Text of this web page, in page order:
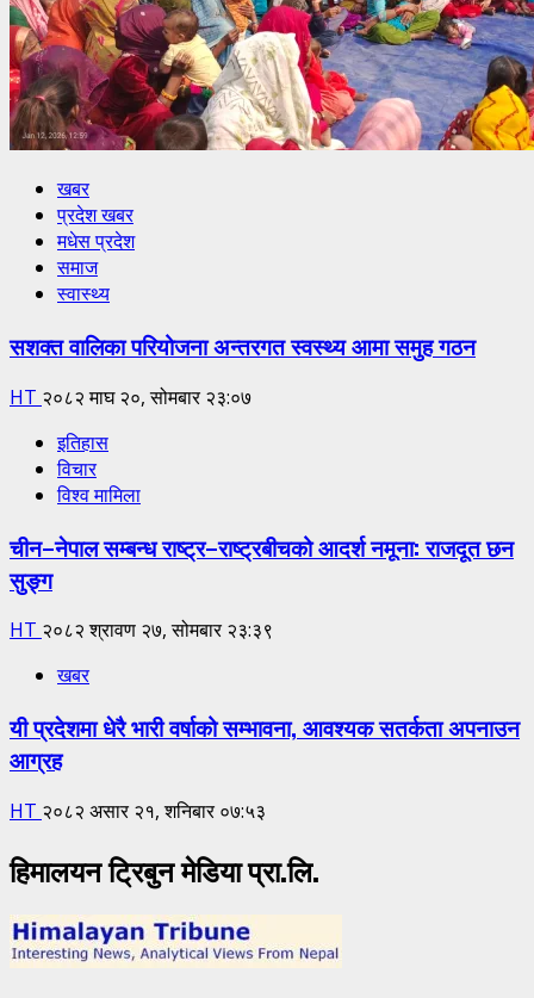
खबर
प्रदेश खबर
मधेस प्रदेश
समाज
स्वास्थ्य
सशक्त वालिका परियोजना अन्तरगत स्वस्थ्य आमा समुह गठन
HT २०८२ माघ २०, सोमबार २३:०७
इतिहास
विचार
विश्व मामिला
चीन–नेपाल सम्बन्ध राष्ट्र–राष्ट्रबीचको आदर्श नमूना: राजदूत छन
सुङ्ग
HT २०८२ श्रावण २७, सोमबार २३:३९
खबर
यी प्रदेशमा धेरै भारी वर्षाको सम्भावना, आवश्यक सतर्कता अपनाउन
आग्रह
HT २०८२ असार २१, शनिबार ०७:५३
हिमालयन ट्रिबुन मेडिया प्रा.लि.